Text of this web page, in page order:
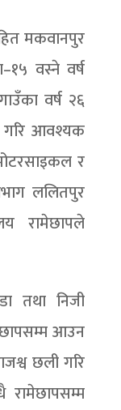
मकवानपुर
वस्ने वर्ष
वर्ष २६
गरि आवश्यक
र
ललितपुर
रामेछापले
तथा निजी
आउन
छली गरि
रामेछापसम्म